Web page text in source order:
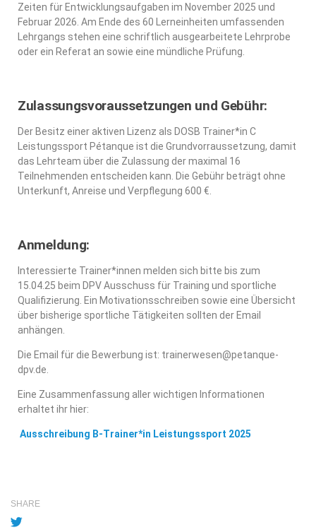
Zeiten für Entwicklungsaufgaben im November 2025 und
Februar 2026. Am Ende des 60 Lerneinheiten umfassenden
Lehrgangs stehen eine schriftlich ausgearbeitete Lehrprobe
oder ein Referat an sowie eine mündliche Prüfung.
Zulassungsvoraussetzungen und Gebühr:
Der Besitz einer aktiven Lizenz als DOSB Trainer*in C
Leistungssport Pétanque ist die Grundvorraussetzung, damit
das Lehrteam über die Zulassung der maximal 16
Teilnehmenden entscheiden kann. Die Gebühr beträgt ohne
Unterkunft, Anreise und Verpflegung 600 €.
Anmeldung:
Interessierte Trainer*innen melden sich bitte bis zum
15.04.25 beim DPV Ausschuss für Training und sportliche
Qualifizierung. Ein Motivationsschreiben sowie eine Übersicht
über bisherige sportliche Tätigkeiten sollten der Email
anhängen.
Die Email für die Bewerbung ist: trainerwesen@petanque-
dpv.de.
Eine Zusammenfassung aller wichtigen Informationen
erhaltet ihr hier:
Ausschreibung B-Trainer*in Leistungssport 2025
SHARE